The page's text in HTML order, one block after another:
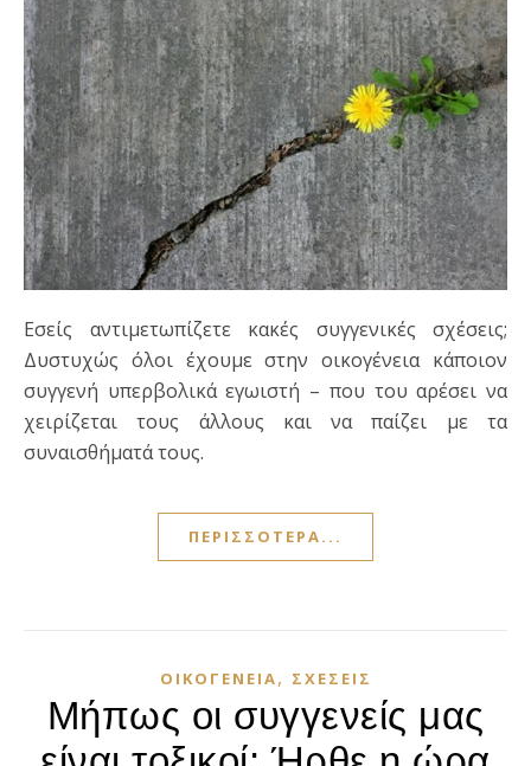
Εσείς αντιμετωπίζετε κακές συγγενικές σχέσεις;
Δυστυχώς όλοι έχουμε στην οικογένεια κάποιον
συγγενή υπερβολικά εγωιστή – που του αρέσει να
χειρίζεται τους άλλους και να παίζει με τα
συναισθήματά τους.
ΠΕΡΙΣΣΌΤΕΡΑ...
ΟΙΚΟΓΈΝΕΙΑ, ΣΧΈΣΕΙΣ
Μήπως οι συγγενείς μας